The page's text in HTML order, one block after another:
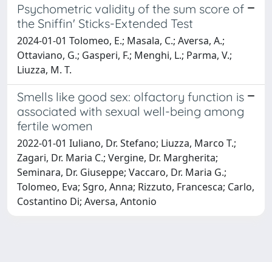
Psychometric validity of the sum score of
the Sniffin' Sticks-Extended Test
2024-01-01 Tolomeo, E.; Masala, C.; Aversa, A.;
Ottaviano, G.; Gasperi, F.; Menghi, L.; Parma, V.;
Liuzza, M. T.
Smells like good sex: olfactory function is
associated with sexual well-being among
fertile women
2022-01-01 Iuliano, Dr. Stefano; Liuzza, Marco T.;
Zagari, Dr. Maria C.; Vergine, Dr. Margherita;
Seminara, Dr. Giuseppe; Vaccaro, Dr. Maria G.;
Tolomeo, Eva; Sgro, Anna; Rizzuto, Francesca; Carlo,
Costantino Di; Aversa, Antonio